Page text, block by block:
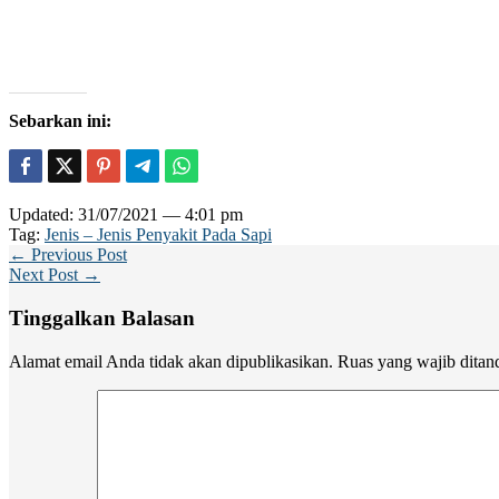
Sebarkan ini:
Updated: 31/07/2021 — 4:01 pm
Tag: Jenis – Jenis Penyakit Pada Sapi
← Previous Post
Next Post →
Tinggalkan Balasan
Alamat email Anda tidak akan dipublikasikan. Ruas yang wajib